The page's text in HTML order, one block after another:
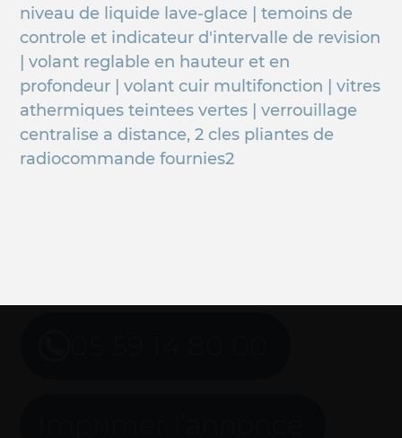
niveau de liquide lave-glace | temoins de
controle et indicateur d'intervalle de revision
| volant reglable en hauteur et en
profondeur | volant cuir multifonction | vitres
athermiques teintees vertes | verrouillage
centralise a distance, 2 cles pliantes de
radiocommande fournies2